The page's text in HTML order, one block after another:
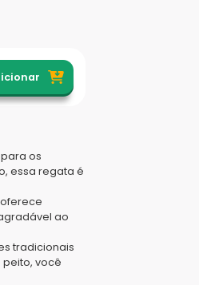
os
essa regata é
ao
tradicionais
você